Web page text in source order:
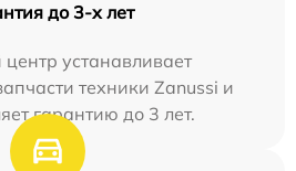
до 3-х лет
устанавливает
техники Zanussi и
гарантию до 3 лет.